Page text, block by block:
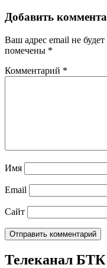
Добавить
Ваш адрес email не
помечены *
Комментарий *
Имя
Email
Сайт
Телеканал БТК